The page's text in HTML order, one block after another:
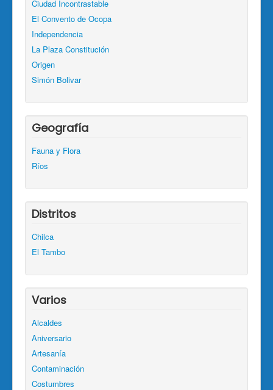
Ciudad Incontrastable
El Convento de Ocopa
Independencia
La Plaza Constitución
Origen
Simón Bolivar
Geografía
Fauna y Flora
Ríos
Distritos
Chilca
El Tambo
Varios
Alcaldes
Aniversario
Artesanía
Contaminación
Costumbres